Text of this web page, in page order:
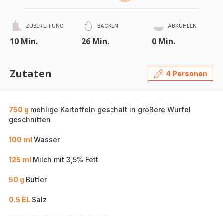
ZUBEREITUNG
10 Min.
BACKEN
26 Min.
ABKÜHLEN
0 Min.
Zutaten 4 Personen
750 g mehlige Kartoffeln geschält in größere Würfel
geschnitten
100 ml Wasser
125 ml Milch mit 3,5% Fett
50 g Butter
0.5 EL Salz